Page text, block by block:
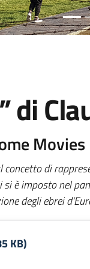
di
Movies
di
è imposto nel
degli ebrei
KB)